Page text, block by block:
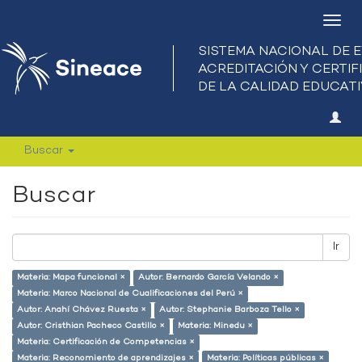
Buscar
Buscar
Ir
Materia: Mapa funcional ×
Autor: Bernardo García Velando ×
Materia: Marco Nacional de Cualificaciones del Perú ×
Autor: Anahí Chávez Ruesta ×
Autor: Stephanie Barboza Tello ×
Autor: Cristhian Pacheco Castillo ×
Materia: Minedu ×
Materia: Certificación de Competencias ×
Materia: Reconomiento de aprendizajes ×
Materia: Políticas públicas ×